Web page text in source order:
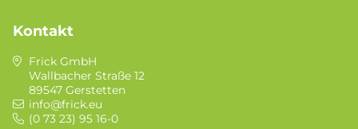
Kontakt
Frick GmbH
Wallbacher Straße 12
89547 Gerstetten
info@frick.eu
(0 73 23) 95 16-0